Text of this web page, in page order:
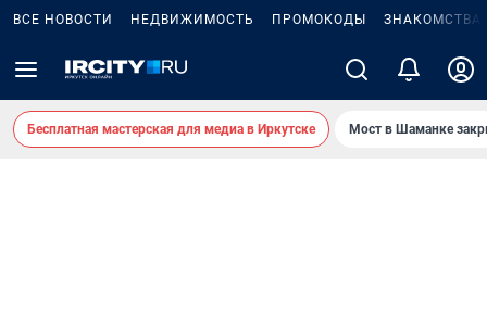
ВСЕ НОВОСТИ НЕДВИЖИМОСТЬ ПРОМОКОДЫ ЗНАКОМСТВА
Бесплатная мастерская для медиа в Иркутске Мост в Шаманке